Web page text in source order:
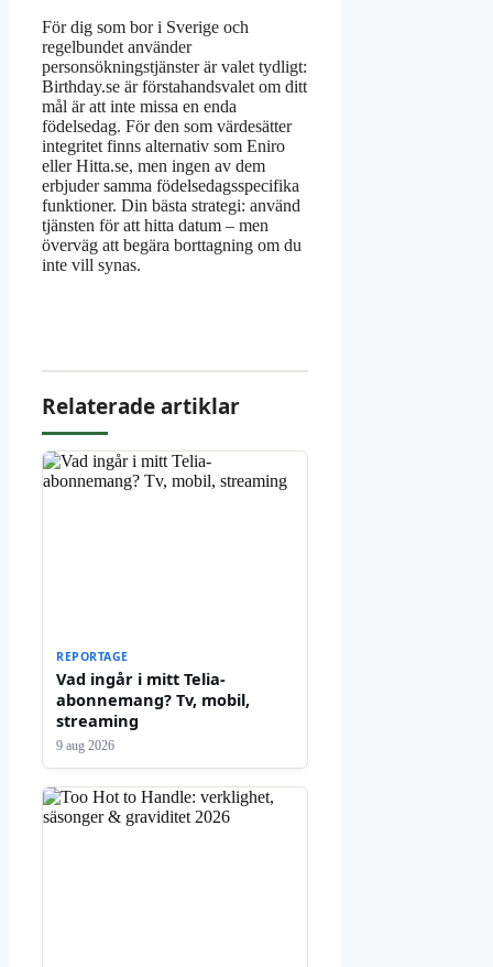
För dig som bor i Sverige och
regelbundet använder
personsökningstjänster är valet tydligt:
Birthday.se är förstahandsvalet om ditt
mål är att inte missa en enda
födelsedag. För den som värdesätter
integritet finns alternativ som Eniro
eller Hitta.se, men ingen av dem
erbjuder samma födelsedagsspecifika
funktioner. Din bästa strategi: använd
tjänsten för att hitta datum – men
överväg att begära borttagning om du
inte vill synas.
Relaterade artiklar
REPORTAGE
Vad ingår i mitt Telia-
abonnemang? Tv, mobil,
streaming
9 aug 2026